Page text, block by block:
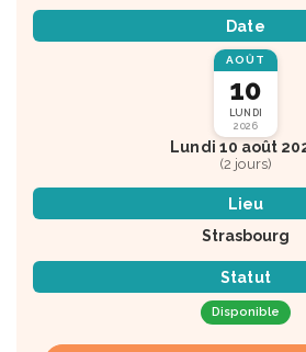
Date
AOÛT
10
LUNDI
2026
Lundi 10 août
(2 jours)
Lieu
Strasbourg
Statut
Disponible